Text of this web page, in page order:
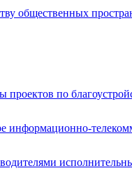
общественных
по
информационно-